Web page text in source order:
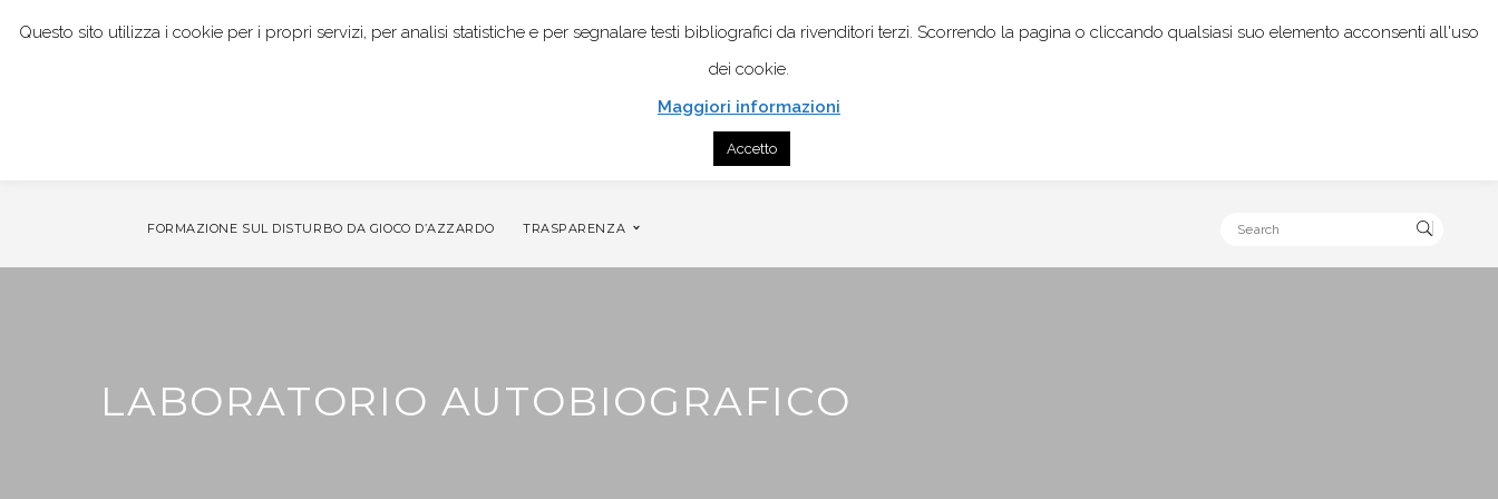
GENOGRAMMA MOBILE PER COPPIA
FORMAZIONE SUL DISTURBO DA GIOCO D’AZZARDO TRASPARENZA
LABORATORIO AUTOBIOGRAFICO
Questo sito utilizza i cookie per i propri servizi, per analisi statistiche e per segnalare testi bibliografici da rivenditori terzi. Scorrendo la pagina o cliccando qualsiasi suo elemento acconsenti all'uso
dei cookie.
Maggiori informazioni
Accetto